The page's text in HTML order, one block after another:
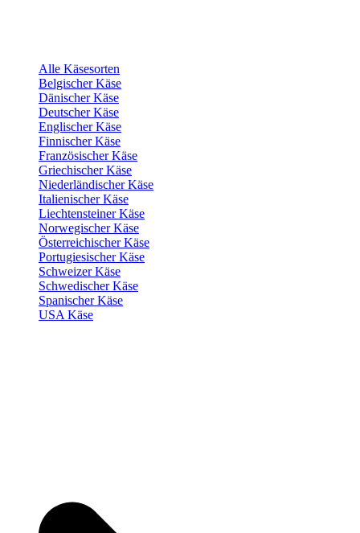
Alle Käsesorten
Belgischer Käse
Dänischer Käse
Deutscher Käse
Englischer Käse
Finnischer Käse
Französischer Käse
Griechischer Käse
Niederländischer Käse
Italienischer Käse
Liechtensteiner Käse
Norwegischer Käse
Österreichischer Käse
Portugiesischer Käse
Schweizer Käse
Schwedischer Käse
Spanischer Käse
USA Käse